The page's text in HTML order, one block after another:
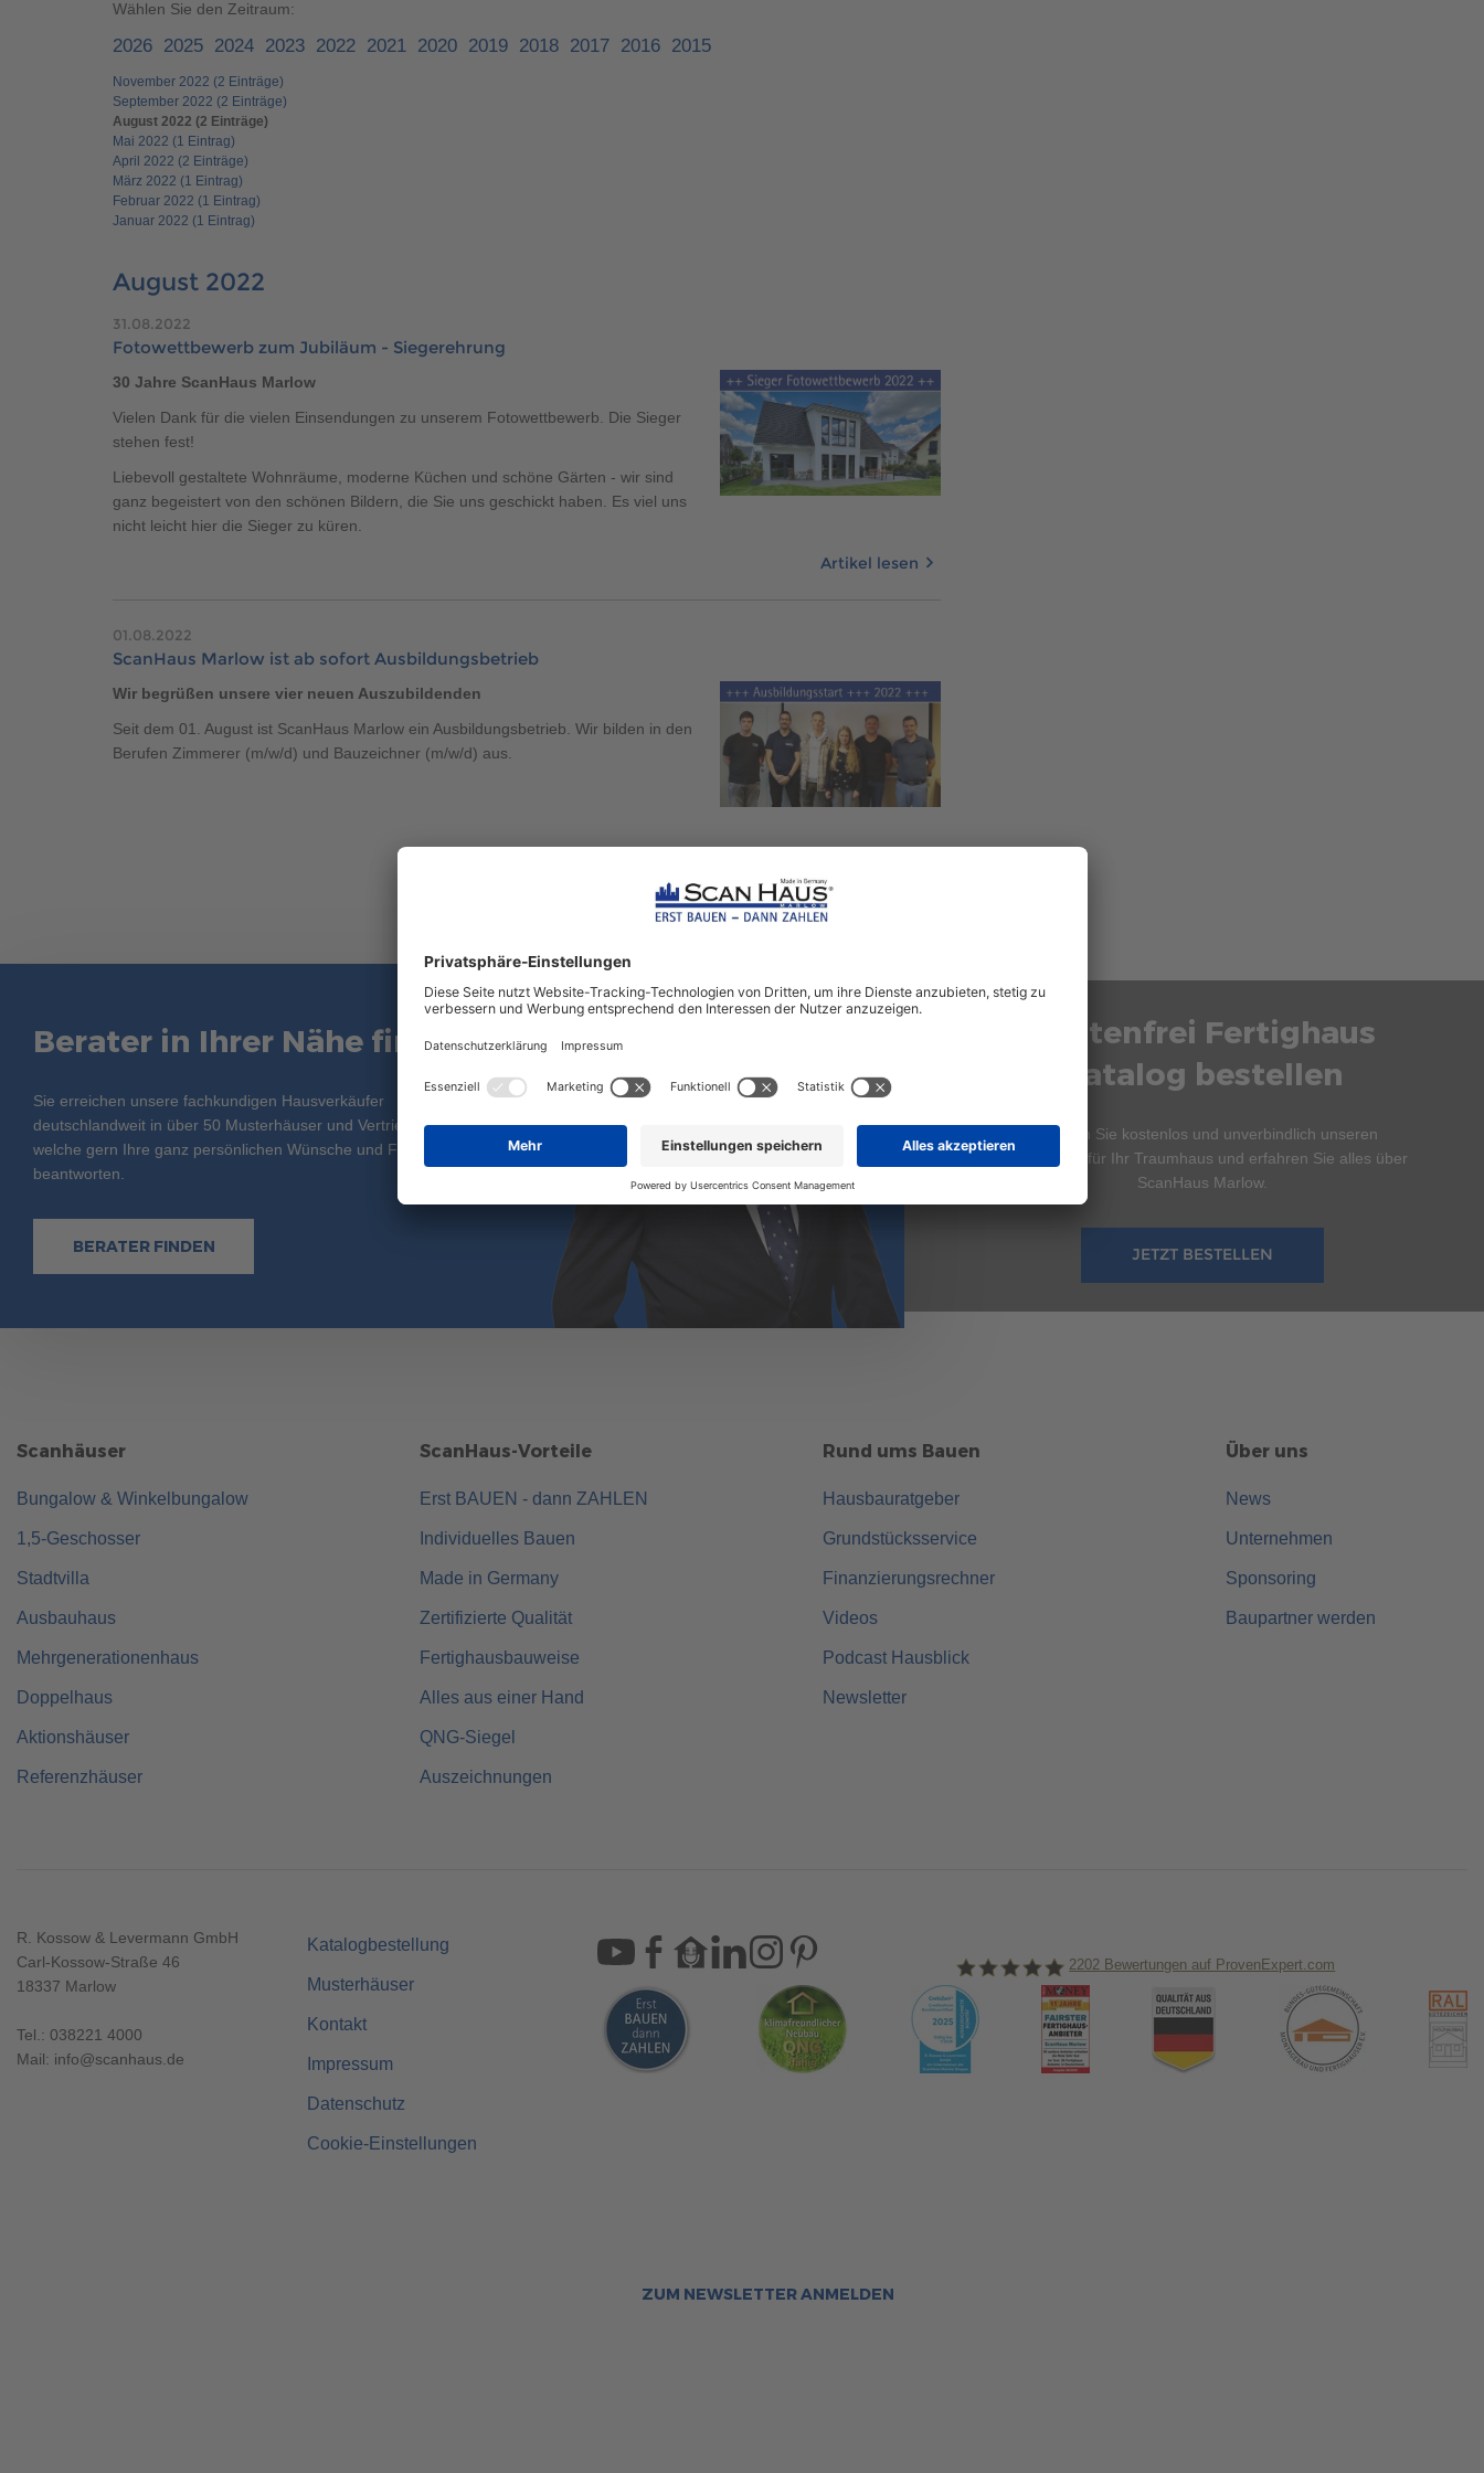
Brauchen Sie Hilfe?
QNG-Siegel
Auszeichnungen
Brauchen Sie Hilfe?
Brauchen Sie Hilfe?
Wählen Sie den Zeitraum:
2026 2025 2024 2023 2022 2021 2020 2019 2018 2017 2016 2015
November 2022 (2 Einträge)
September 2022 (2 Einträge)
August 2022 (2 Einträge)
Mai 2022 (1 Eintrag)
April 2022 (2 Einträge)
März 2022 (1 Eintrag)
Februar 2022 (1 Eintrag)
Januar 2022 (1 Eintrag)
August 2022
31.08.2022
Fotowettbewerb zum Jubiläum - Siegerehrung
30 Jahre ScanHaus Marlow
Vielen Dank für die vielen Einsendungen zu unserem Fotowettbewerb. Die Sieger
stehen fest!
Liebevoll gestaltete Wohnräume, moderne Küchen und schöne Gärten - wir sind
ganz begeistert von den schönen Bildern, die Sie uns geschickt haben. Es viel uns
nicht leicht hier die Sieger zu küren.
Artikel lesen
01.08.2022
ScanHaus Marlow ist ab sofort Ausbildungsbetrieb
Wir begrüßen unsere vier neuen Auszubildenden
Seit dem 01. August ist ScanHaus Marlow ein Ausbildungsbetrieb. Wir bilden in den
Berufen Zimmerer (m/w/d) und Bauzeichner (m/w/d) aus.
Berater in Ihrer Nähe finden
Sie erreichen unsere fachkundigen Hausverkäufer
deutschlandweit in über 50 Musterhäuser und Vertriebsbüros,
welche gern Ihre ganz persönlichen Wünsche und Fragen
beantworten.
BERATER FINDEN
Kostenfrei Fertighaus
Katalog bestellen
Bestellen Sie kostenlos und unverbindlich unseren
Hauskatalog für Ihr Traumhaus und erfahren Sie alles über
ScanHaus Marlow.
JETZT BESTELLEN
Scanhäuser
Bungalow & Winkelbungalow
1,5-Geschosser
Stadtvilla
Ausbauhaus
Mehrgenerationenhaus
Doppelhaus
Aktionshäuser
Referenzhäuser
ScanHaus-Vorteile
Erst BAUEN - dann ZAHLEN
Individuelles Bauen
Made in Germany
Zertifizierte Qualität
Fertighausbauweise
Alles aus einer Hand
QNG-Siegel
Auszeichnungen
Rund ums Bauen
Hausbauratgeber
Grundstücksservice
Finanzierungsrechner
Videos
Podcast Hausblick
Newsletter
Über uns
News
Unternehmen
Sponsoring
Baupartner werden
R. Kossow & Levermann GmbH
Carl-Kossow-Straße 46
18337 Marlow
Tel.: 038221 4000
Mail: info@scanhaus.de
Katalogbestellung
Musterhäuser
Kontakt
Impressum
Datenschutz
Cookie-Einstellungen
ScanHaus Marlow
2202 Bewertungen auf ProvenExpert.com
ZUM NEWSLETTER ANMELDEN